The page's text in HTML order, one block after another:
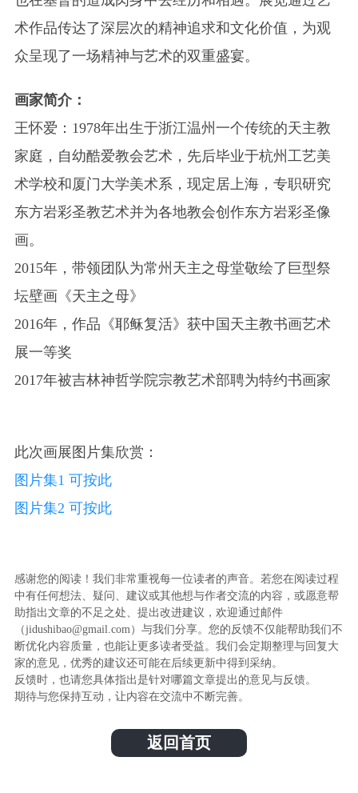
术作品传达了深层次的精神追求和文化价值，为观
众呈现了一场精神与艺术的双重盛宴。
画家简介：
王怀爱：1978年出生于浙江温州一个传统的天主教
家庭，自幼酷爱教会艺术，先后毕业于杭州工艺美
术学校和厦门大学美术系，现定居上海，专职研究
东方岩彩圣教艺术并为各地教会创作东方岩彩圣像
画。
2015年，带领团队为常州天主之母堂敬绘了巨型祭
坛壁画《天主之母》
2016年，作品《耶稣复活》获中国天主教书画艺术
展一等奖
2017年被吉林神哲学院宗教艺术部聘为特约书画家
此次画展图片集欣赏：
图片集1 可按此
图片集2 可按此
感谢您的阅读！我们非常重视每一位读者的声音。若您在阅读过程
中有任何想法、疑问、建议或其他想与作者交流的内容，或愿意帮
助指出文章的不足之处、提出改进建议，欢迎通过邮件
（jidushibao@gmail.com）与我们分享。您的反馈不仅能帮助我们不
断优化内容质量，也能让更多读者受益。我们会定期整理与回复大
家的意见，优秀的建议还可能在后续更新中得到采纳。
反馈时，也请您具体指出是针对哪篇文章提出的意见与反馈。
期待与您保持互动，让内容在交流中不断完善。
返回首页